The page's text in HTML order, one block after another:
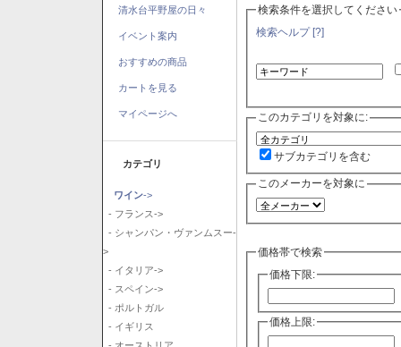
清水台平野屋の日々
イベント案内
おすすめの商品
カートを見る
マイページへ
カテゴリ
ワイン->
- フランス->
- シャンパン・ヴァンムスー-
>
- イタリア->
- スペイン->
- ポルトガル
- イギリス
検索条件を選択してください
検索ヘルプ [?]
このカテゴリを対象に:
サブカテゴリを含む
このメーカーを対象に
価格帯で検索
価格下限:
価格上限: